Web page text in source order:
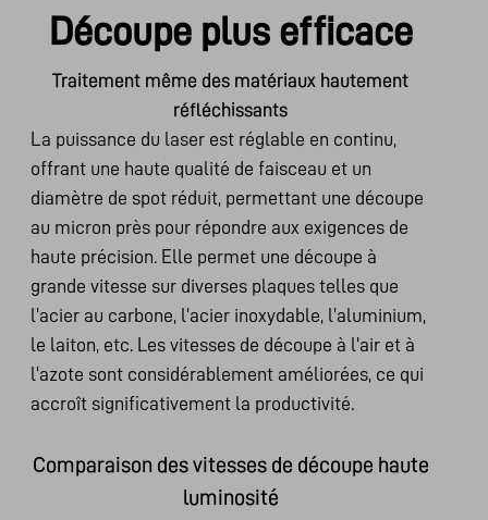
Découpe plus efficace
Traitement même des matériaux hautement
réfléchissants
La puissance du laser est réglable en continu,
offrant une haute qualité de faisceau et un
diamètre de spot réduit, permettant une découpe
au micron près pour répondre aux exigences de
haute précision. Elle permet une découpe à
grande vitesse sur diverses plaques telles que
l'acier au carbone, l'acier inoxydable, l'aluminium,
le laiton, etc. Les vitesses de découpe à l'air et à
l'azote sont considérablement améliorées, ce qui
accroît significativement la productivité.
Comparaison des vitesses de découpe haute
luminosité